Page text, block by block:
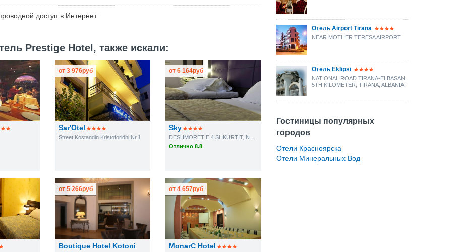
доступ в Интернет
Prestige Hotel, также искали:
Sar'Otel
Street Kostandin Kristoforidhi Nr.1
от 3 976руб
Sky
Отлично 8.8
от6 164руб
Boutique Hotel Kotoni
от 5 266руб
MonarC Hotel
от4 657руб
Отель Airport Tirana
NEAR MOTHER TERESA AIRPORT
Отель Eklipsi
NATIONAL ROAD TIRANA-ELBASAN,
5TH KILOMETER, TIRANA, ALBANIA
Гостиницы популярных
городов
Отели Красноярска
Отели Минеральных Вод